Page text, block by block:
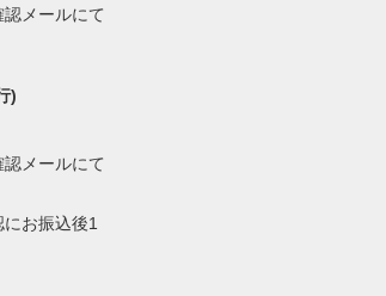
メールにて
)
メールにて
お振込後1